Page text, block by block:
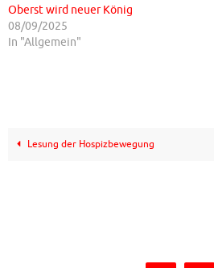
Oberst wird neuer König
08/09/2025
In "Allgemein"
Lesung der Hospizbewegung